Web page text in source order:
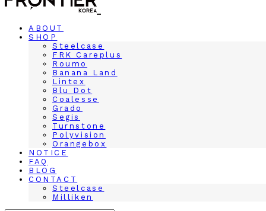
ABOUT
SHOP
Steelcase
FRK Careplus
Roumo
Banana Land
Lintex
Blu Dot
Coalesse
Grado
Segis
Turnstone
Polyvision
Orangebox
NOTICE
FAQ
BLOG
CONTACT
Steelcase
Milliken